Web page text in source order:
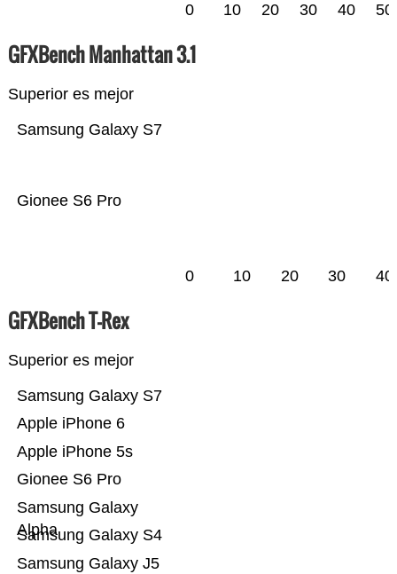
0 10 20 30 40 50
GFXBench Manhattan 3.1
Superior es mejor
Gionee S6 Pro
Samsung Galaxy S7
0 10 20 30 40
GFXBench T-Rex
Superior es mejor
Samsung Galaxy J5
Samsung Galaxy S4
Samsung Galaxy
Alpha
Gionee S6 Pro
Apple iPhone 5s
Apple iPhone 6
Samsung Galaxy S7